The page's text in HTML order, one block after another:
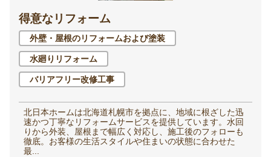
洋室（子供部屋・寝
室）
廊下
玄関 エントランス
得意なリフォーム
外壁・屋根のリフォームおよび塗装
水廻りリフォーム
バリアフリー改修工事
北日本ホームは北海道札幌市を拠点に、地域に根ざした迅
速かつ丁寧なリフォームサービスを提供しています。水回
りから外装、屋根まで幅広く対応し、施工後のフォローも
徹底。お客様の生活スタイルや住まいの状態に合わせた
最...